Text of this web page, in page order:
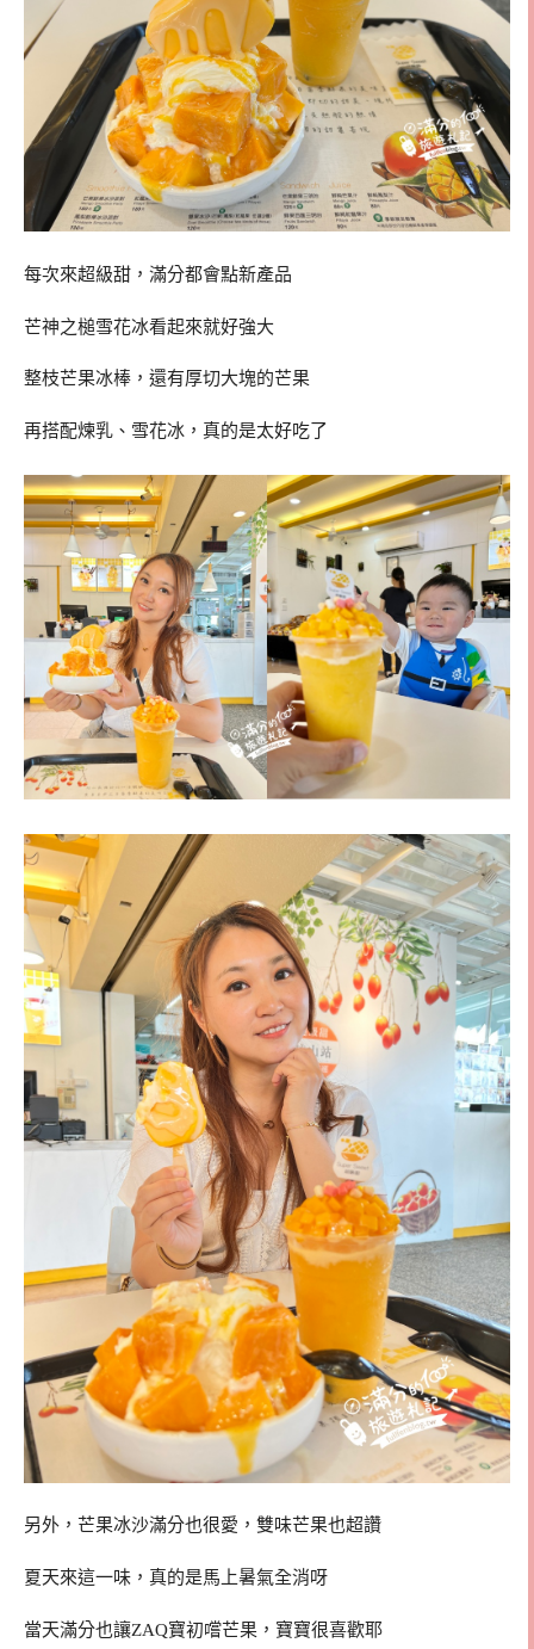
每次來超級甜，滿分都會點新產品
芒神之槌雪花冰看起來就好強大
整枝芒果冰棒，還有厚切大塊的芒果
再搭配煉乳、雪花冰，真的是太好吃了
另外，芒果冰沙滿分也很愛，雙味芒果也超讚
夏天來這一味，真的是馬上暑氣全消呀
當天滿分也讓ZAQ寶初嚐芒果，寶寶很喜歡耶